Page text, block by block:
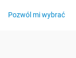
Pozwól mi wybrać